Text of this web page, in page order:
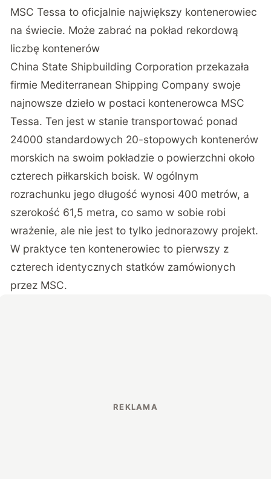
MSC Tessa to oficjalnie największy kontenerowiec
na świecie. Może zabrać na pokład rekordową
liczbę kontenerów
China State Shipbuilding Corporation przekazała
firmie Mediterranean Shipping Company swoje
najnowsze dzieło w postaci kontenerowca MSC
Tessa. Ten jest w stanie transportować ponad
24000 standardowych 20-stopowych kontenerów
morskich na swoim pokładzie o powierzchni około
czterech piłkarskich boisk. W ogólnym
rozrachunku jego długość wynosi 400 metrów, a
szerokość 61,5 metra, co samo w sobie robi
wrażenie, ale nie jest to tylko jednorazowy projekt.
W praktyce ten kontenerowiec to pierwszy z
czterech identycznych statków zamówionych
przez MSC.